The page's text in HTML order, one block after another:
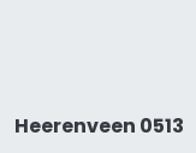
Heerenveen 0513